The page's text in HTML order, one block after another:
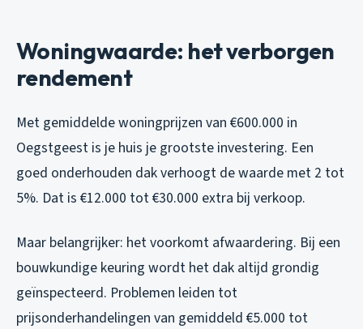
Woningwaarde: het verborgen
rendement
Met gemiddelde woningprijzen van €600.000 in
Oegstgeest is je huis je grootste investering. Een
goed onderhouden dak verhoogt de waarde met 2 tot
5%. Dat is €12.000 tot €30.000 extra bij verkoop.
Maar belangrijker: het voorkomt afwaardering. Bij een
bouwkundige keuring wordt het dak altijd grondig
geïnspecteerd. Problemen leiden tot
prijsonderhandelingen van gemiddeld €5.000 tot